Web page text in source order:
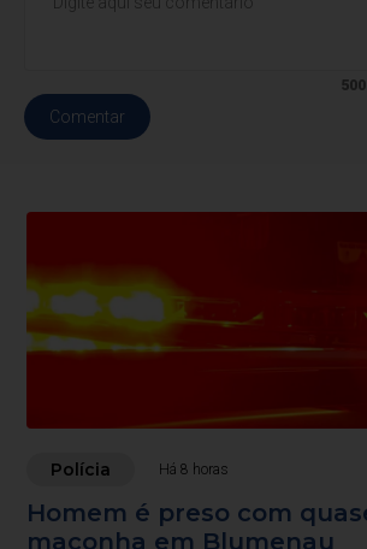
500
Comentar
Polícia Há 8 horas
Homem é preso com
maconha em Blumenau